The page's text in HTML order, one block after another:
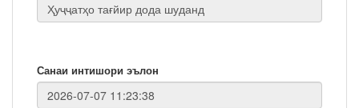
Санаи интишори эълон